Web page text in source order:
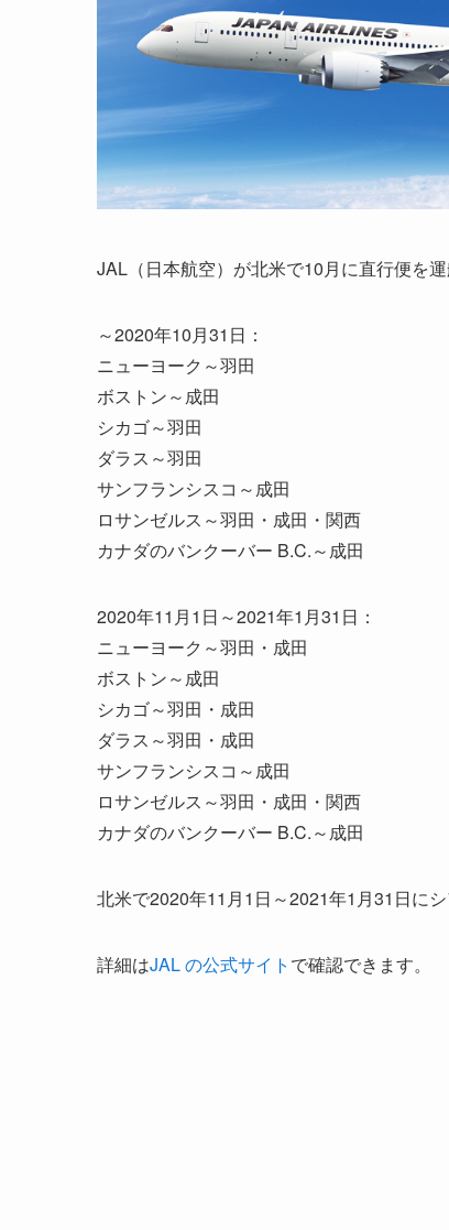
JAL（日本航空）が北米で10月に直行便を
～2020年10月31日：
ニューヨーク～羽田
ボストン～成田
シカゴ～羽田
ダラス～羽田
サンフランシスコ～成田
ロサンゼルス～羽田・成田・関西
カナダのバンクーバー B.C.～成田
2020年11月1日～2021年1月31日：
ニューヨーク～羽田・成田
ボストン～成田
シカゴ～羽田・成田
ダラス～羽田・成田
サンフランシスコ～成田
ロサンゼルス～羽田・成田・関西
カナダのバンクーバー B.C.～成田
北米で2020年11月1日～2021年1月31日に
詳細はJAL の公式サイト で確認できます。